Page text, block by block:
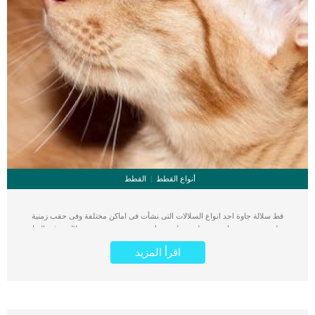
أنواع القطط القطط
قط سلالة جاوة احد انواع السلالات التى نشأت فى اماكن مختلفة وفى حقب زمنية
مختلفة, منهم من جاء نتيجة طفرة طبيعية واخرون نتيجة تهجين بين سلالتين. فى البداية
كان يتم ارجاع قط سلالة جاوة الى القطط السيامى ولكنه نسخة طويلة الشعر. تم تسجيل
والاعتراف بسلالة جاوة فى عام 1986 من هذا القرن. تتشابه القطط فى صفات محددة
تفصلها عن الكلاب والحيوانات الاخرى, وداخل القطط توجد سلالات ولكل سلالة اختلافاتها
اقرأ المزيد